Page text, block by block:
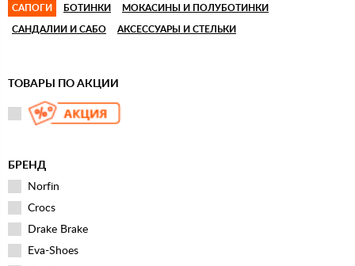
САПОГИ БОТИНКИ МОКАСИНЫ И ПОЛУБОТИНКИ
САНДАЛИИ И САБО АКСЕССУАРЫ И СТЕЛЬКИ
ТОВАРЫ ПО АКЦИИ
БРЕНД
Norfin
Crocs
Drake Brake
Eva-Shoes